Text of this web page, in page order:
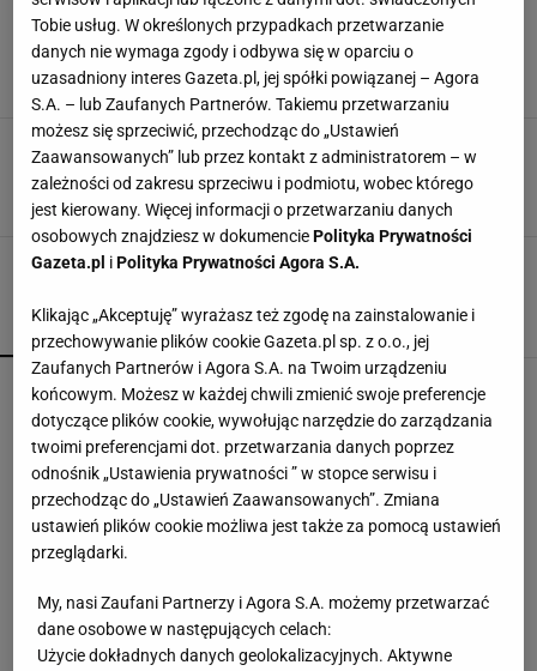
Dzięki tym 3 ćwiczeniom będziesz mieć
szczupłą i smukłą talię. Wystarczy, że będziesz
je wykonywać regularnie, a zobaczysz efekt
SZCZUPŁA TALIA TRENING TRENING NA TALIĘ
Trening wyszczuplający talię. To tylko 5 minut!
SPOSOBY NA PŁASKI BRZUCH SZCZUPŁA TALIA
TALIA
TALIA OSY
WĄSKA TALIA
POPULARNE NAJNOWSZE
Sprawa wycieku nagrania z Kaczyńskim. Żurek:
W prokuraturze nadal są ludzie Ziobry
Mieszkańcy Nowego Jorku być może dostaną 10
proc. zniżki za zakupy w kasie automatycznej
Grzmią, że "1670" niszczy skansen. Krytycy nie
przewidzieli jednego
Tobie usług. W określonych przypadkach przetwarzanie
danych nie wymaga zgody i odbywa się w oparciu o
uzasadniony interes Gazeta.pl, jej spółki powiązanej – Agora
S.A. – lub Zaufanych Partnerów. Takiemu przetwarzaniu
możesz się sprzeciwić, przechodząc do „Ustawień
Zaawansowanych” lub przez kontakt z administratorem – w
zależności od zakresu sprzeciwu i podmiotu, wobec którego
jest kierowany. Więcej informacji o przetwarzaniu danych
osobowych znajdziesz w dokumencie Polityka Prywatności
Gazeta.pl i Polityka Prywatności Agora S.A.
Klikając „Akceptuję” wyrażasz też zgodę na zainstalowanie i
przechowywanie plików cookie Gazeta.pl sp. z o.o., jej
Zaufanych Partnerów i Agora S.A. na Twoim urządzeniu
końcowym. Możesz w każdej chwili zmienić swoje preferencje
dotyczące plików cookie, wywołując narzędzie do zarządzania
twoimi preferencjami dot. przetwarzania danych poprzez
odnośnik „Ustawienia prywatności ” w stopce serwisu i
przechodząc do „Ustawień Zaawansowanych”. Zmiana
ustawień plików cookie możliwa jest także za pomocą ustawień
przeglądarki.
My, nasi Zaufani Partnerzy i Agora S.A. możemy przetwarzać
dane osobowe w następujących celach:
Użycie dokładnych danych geolokalizacyjnych. Aktywne